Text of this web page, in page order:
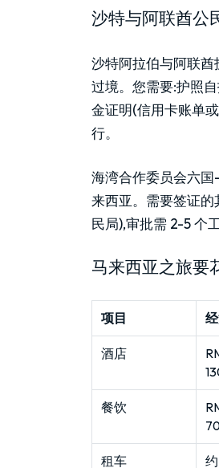
沙特与阿联酋公
沙特阿拉伯与阿联
过境。您需要:护照
金证明(信用卡账单
行。
海湾合作委员会六
来西亚。需要签证
民局),审批需 2-5 个工
马来西亚之旅要
项目
酒店
餐饮
租车